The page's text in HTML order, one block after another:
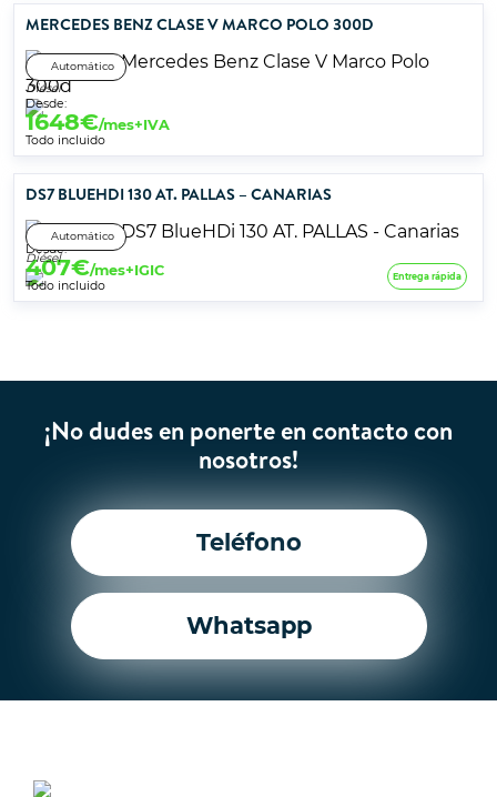
MERCEDES BENZ CLASE V MARCO POLO 300D
Automático
Diésel
Desde:
1648€/mes+IVA
Todo incluido
DS7 BLUEHDI 130 AT. PALLAS – CANARIAS
Automático
Diésel
Desde:
407€/mes+IGIC
Todo incluido
Entrega rápida
¡No dudes en ponerte en contacto con
nosotros!
Teléfono
Whatsapp